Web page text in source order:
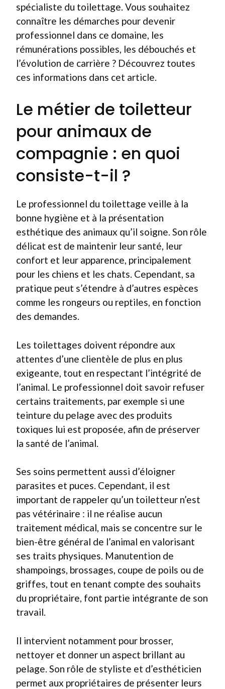
spécialiste du toilettage. Vous souhaitez
connaître les démarches pour devenir
professionnel dans ce domaine, les
rémunérations possibles, les débouchés et
l’évolution de carrière ? Découvrez toutes
ces informations dans cet article.
Le métier de toiletteur
pour animaux de
compagnie : en quoi
consiste-t-il ?
Le professionnel du toilettage veille à la
bonne hygiène et à la présentation
esthétique des animaux qu’il soigne. Son rôle
délicat est de maintenir leur santé, leur
confort et leur apparence, principalement
pour les chiens et les chats. Cependant, sa
pratique peut s’étendre à d’autres espèces
comme les rongeurs ou reptiles, en fonction
des demandes.
Les toilettages doivent répondre aux
attentes d’une clientèle de plus en plus
exigeante, tout en respectant l’intégrité de
l’animal. Le professionnel doit savoir refuser
certains traitements, par exemple si une
teinture du pelage avec des produits
toxiques lui est proposée, afin de préserver
la santé de l’animal.
Ses soins permettent aussi d’éloigner
parasites et puces. Cependant, il est
important de rappeler qu’un toiletteur n’est
pas vétérinaire : il ne réalise aucun
traitement médical, mais se concentre sur le
bien-être général de l’animal en valorisant
ses traits physiques. Manutention de
shampoings, brossages, coupe de poils ou de
griffes, tout en tenant compte des souhaits
du propriétaire, font partie intégrante de son
travail.
Il intervient notamment pour brosser,
nettoyer et donner un aspect brillant au
pelage. Son rôle de styliste et d’esthéticien
permet aux propriétaires de présenter leurs